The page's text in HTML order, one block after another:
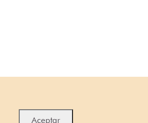
Aceptar